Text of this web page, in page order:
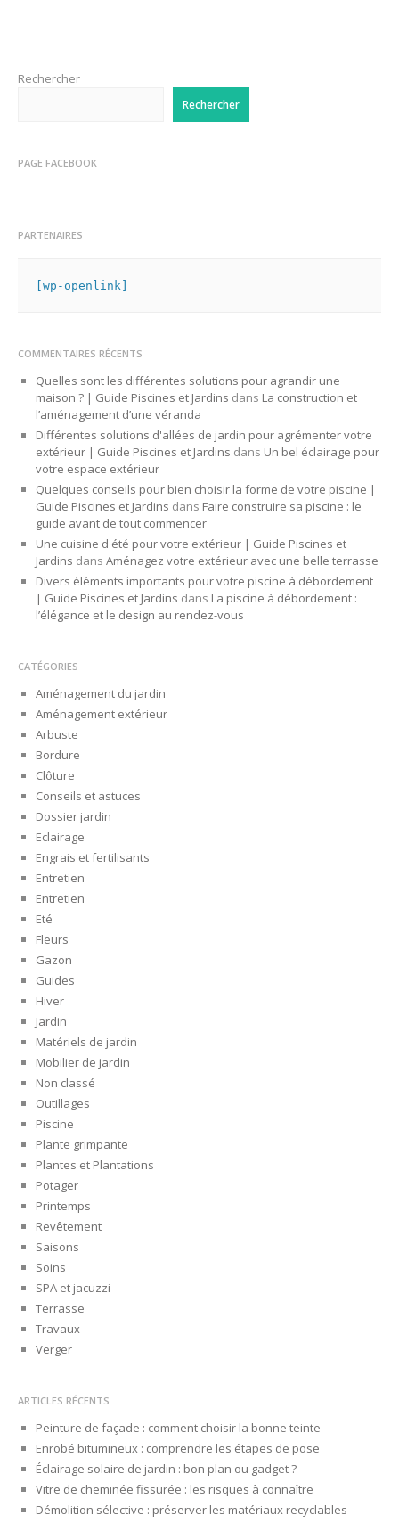
Rechercher
Rechercher
PAGE FACEBOOK
PARTENAIRES
[wp-openlink]
COMMENTAIRES RÉCENTS
Quelles sont les différentes solutions pour agrandir une
maison ? | Guide Piscines et Jardins dans La construction et
l’aménagement d’une véranda
Différentes solutions d'allées de jardin pour agrémenter votre
extérieur | Guide Piscines et Jardins dans Un bel éclairage pour
votre espace extérieur
Quelques conseils pour bien choisir la forme de votre piscine |
Guide Piscines et Jardins dans Faire construire sa piscine : le
guide avant de tout commencer
Une cuisine d'été pour votre extérieur | Guide Piscines et
Jardins dans Aménagez votre extérieur avec une belle terrasse
Divers éléments importants pour votre piscine à débordement
| Guide Piscines et Jardins dans La piscine à débordement :
l’élégance et le design au rendez-vous
CATÉGORIES
Aménagement du jardin
Aménagement extérieur
Arbuste
Bordure
Clôture
Conseils et astuces
Dossier jardin
Eclairage
Engrais et fertilisants
Entretien
Entretien
Eté
Fleurs
Gazon
Guides
Hiver
Jardin
Matériels de jardin
Mobilier de jardin
Non classé
Outillages
Piscine
Plante grimpante
Plantes et Plantations
Potager
Printemps
Revêtement
Saisons
Soins
SPA et jacuzzi
Terrasse
Travaux
Verger
ARTICLES RÉCENTS
Peinture de façade : comment choisir la bonne teinte
Enrobé bitumineux : comprendre les étapes de pose
Éclairage solaire de jardin : bon plan ou gadget ?
Vitre de cheminée fissurée : les risques à connaître
Démolition sélective : préserver les matériaux recyclables